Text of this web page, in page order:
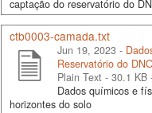
captação do reservatório do
ctb0003-camada.txt
Jun 19, 2023 -
Reservatório do
Plain Text - 30.1 KB
Dados químicos e
horizontes do solo